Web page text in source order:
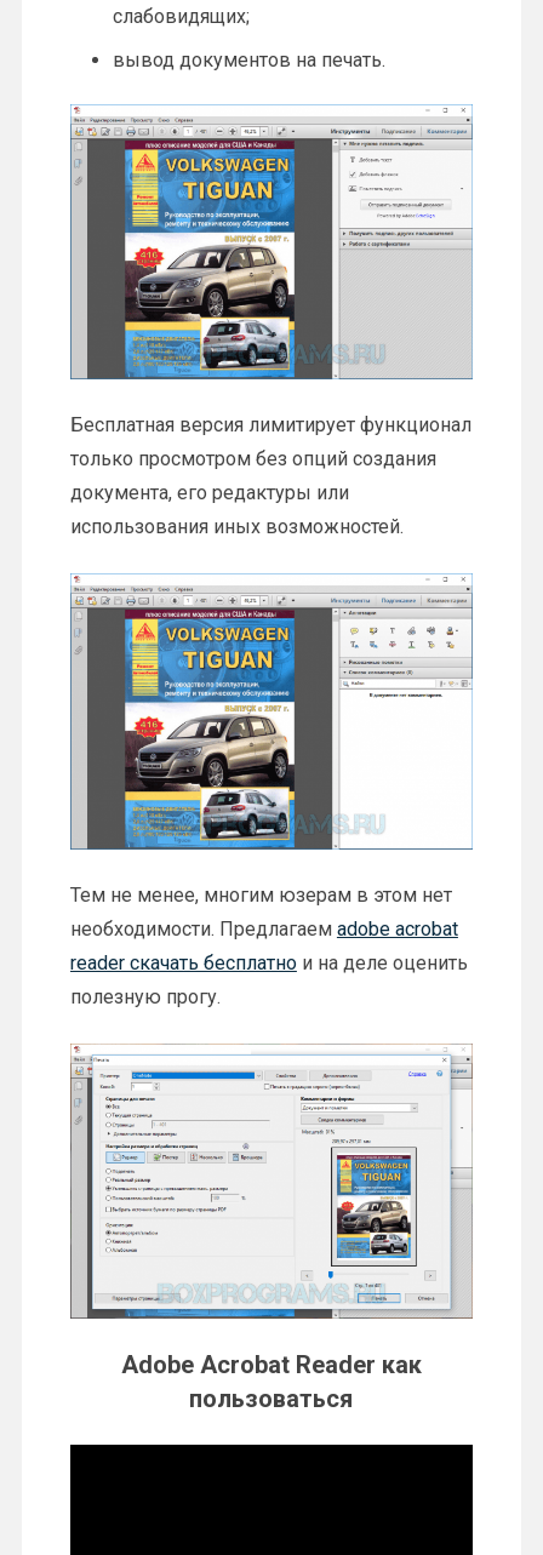
слабовидящих;
вывод документов на печать.
Бесплатная версия лимитирует функционал
только просмотром без опций создания
документа, его редактуры или
использования иных возможностей.
Тем не менее, многим юзерам в этом нет
необходимости. Предлагаем adobe acrobat
reader скачать бесплатнои на деле оценить
полезную прогу.
Adobe Acrobat Reader как
пользоваться